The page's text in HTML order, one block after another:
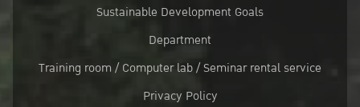
Sustainable Development Goals
Department
Training room / Computer lab / Seminar rental service
Privacy Policy